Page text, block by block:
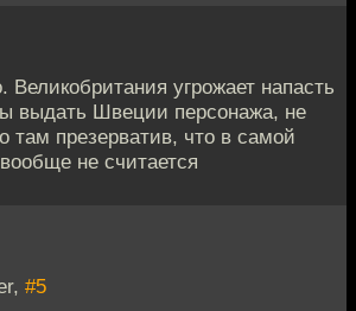
Великобритания угрожает напасть
выдать Швеции персонажа, не
там презерватив, что в самой
не считается
#5